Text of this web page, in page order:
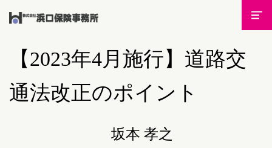
【2023年4月施行】道路交
通法改正のポイント
坂本 孝之